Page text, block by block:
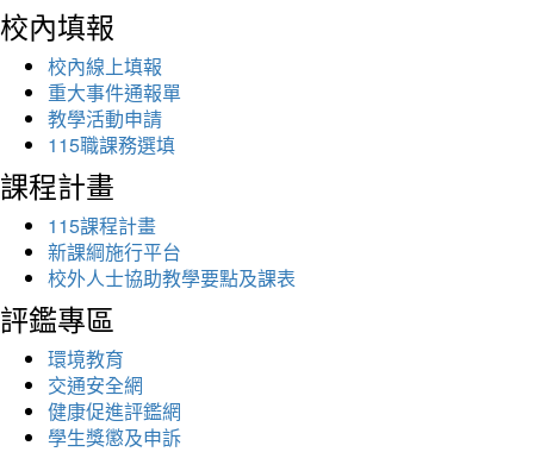
校內填報
校內線上填報
重大事件通報單
教學活動申請
115職課務選填
課程計畫
115課程計畫
新課綱施行平台
校外人士協助教學要點及課表
評鑑專區
環境教育
交通安全網
健康促進評鑑網
學生獎懲及申訴